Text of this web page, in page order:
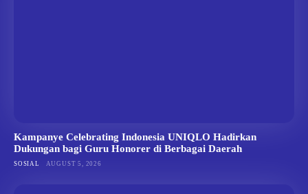
Kampanye Celebrating Indonesia UNIQLO Hadirkan
Dukungan bagi Guru Honorer di Berbagai Daerah
SOSIAL AUGUST 5, 2026